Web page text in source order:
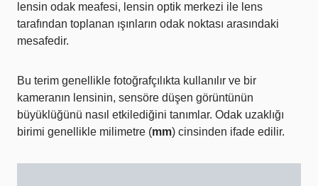
lensin odak meafesi, lensin optik merkezi ile lens
tarafından toplanan ışınların odak noktası arasındaki
mesafedir.
Bu terim genellikle fotoğrafçılıkta kullanılır ve bir
kameranın lensinin, sensöre düşen görüntünün
büyüklüğünü nasıl etkilediğini tanımlar. Odak uzaklığı
birimi genellikle milimetre (mm) cinsinden ifade edilir.